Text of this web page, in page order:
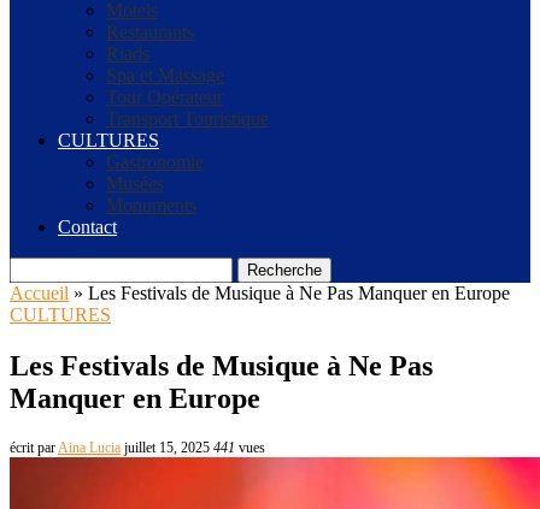
Motels
Restaurants
Riads
Spa et Massage
Tour Opérateur
Transport Touristique
CULTURES
Gastronomie
Musées
Monuments
Contact
Recherche
Accueil » Les Festivals de Musique à Ne Pas Manquer en Europe
CULTURES
Les Festivals de Musique à Ne Pas
Manquer en Europe
écrit parAina Lucia juillet 15, 2025 441 vues